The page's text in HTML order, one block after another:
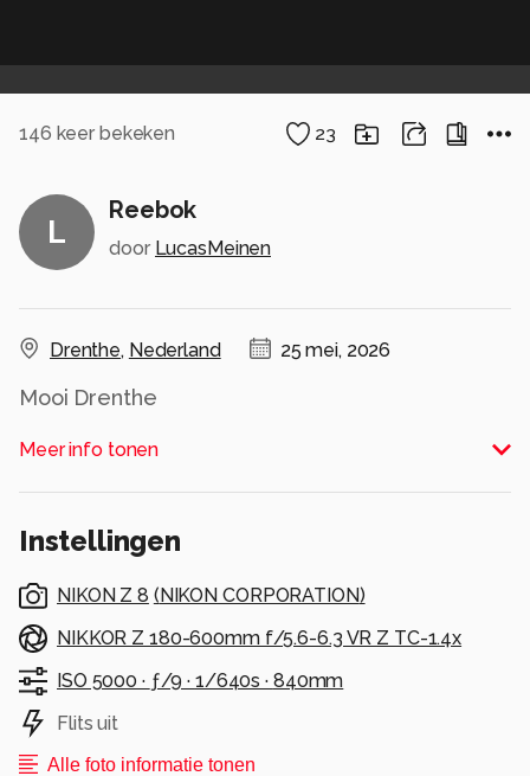
146 keer bekeken 23
L
Reebok
door LucasMeinen
Drenthe, Nederland 25 mei, 2026
Mooi Drenthe
Alle rechten voorbehouden
Meer info tonen
Instellingen
NIKON Z 8 (NIKON CORPORATION)
NIKKOR Z 180-600mm f/5.6-6.3 VR Z TC-1.4x
ISO 5000 · ƒ/9 · 1/640s · 840mm
Flits uit
Alle foto informatie tonen